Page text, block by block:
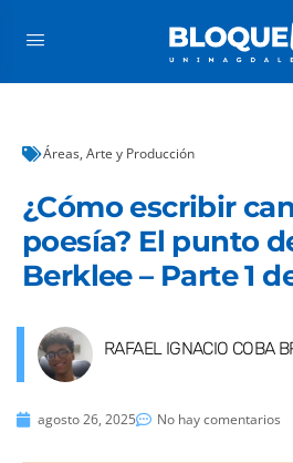
Áreas, Arte y Producción
¿Cómo escribir
poesía? El punto
Berklee – Parte 1
RAFAEL IGNACIO COBA
agosto 26, 2025 No hay comentarios